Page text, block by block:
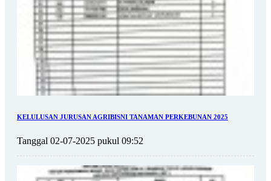
KELULUSAN JURUSAN AGRIBISNI TANAMAN PERKEBUNAN 2025
Tanggal 02-07-2025 pukul 09:52